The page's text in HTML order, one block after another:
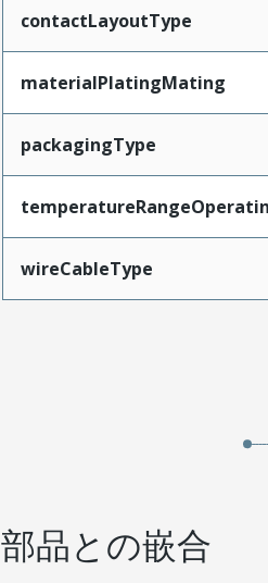
contactLayoutType
materialPlatingMating
packagingType
wireCableType
部品との嵌合